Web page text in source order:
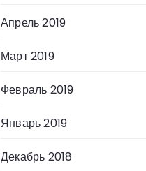
Апрель 2019
Март 2019
Февраль 2019
Январь 2019
Декабрь 2018